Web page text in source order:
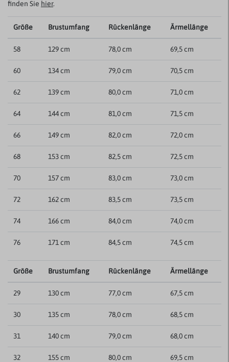
finden Sie hier.
Größe Brustumfang Rückenlänge Ärmellänge
58 129 cm 78,0 cm 69,5 cm
60 134 cm 79,0 cm 70,5 cm
62 139 cm 80,0 cm 71,0 cm
64 144 cm 81,0 cm 71,5 cm
66 149 cm 82,0 cm 72,0 cm
68 153 cm 82,5 cm 72,5 cm
70 157 cm 83,0 cm 73,0 cm
72 162 cm 83,5 cm 73,5 cm
74 166 cm 84,0 cm 74,0 cm
76 171 cm 84,5 cm 74,5 cm
Größe Brustumfang Rückenlänge Ärmellänge
29 130 cm 77,0 cm 67,5 cm
30 135 cm 78,0 cm 68,5 cm
31 140 cm 79,0 cm 68,0 cm
32 155 cm 80,0 cm 69,5 cm